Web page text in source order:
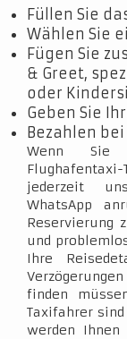
Füllen Sie
Wählen Sie
Fügen Sie
& Greet,
oder
Geben Sie
Bezahlen
Wenn Sie
Flughafentaxi-
jederzeit
WhatsApp
Reservierung
und
Ihre
finden
Taxifahrer
werden